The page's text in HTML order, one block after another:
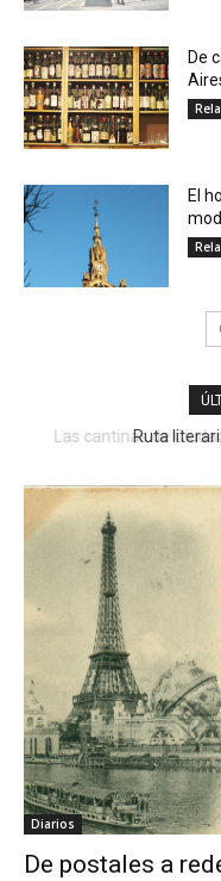
De
El
Ruta
Diarios
De postales a